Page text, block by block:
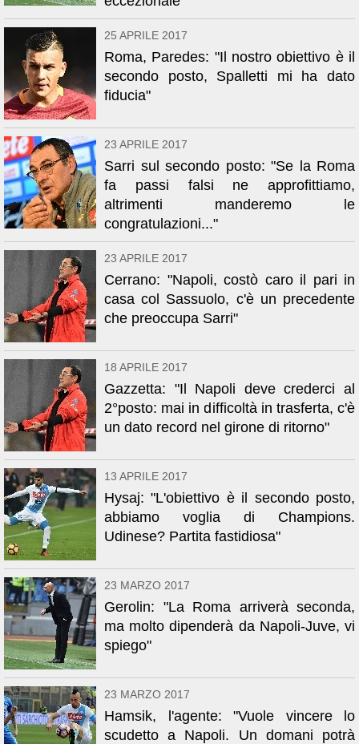
25 APRILE 2017
Roma, Paredes: "Il nostro obiettivo è il
secondo posto, Spalletti mi ha dato
fiducia"
23 APRILE 2017
Sarri sul secondo posto: "Se la Roma
fa passi falsi ne approfittiamo,
altrimenti manderemo le
congratulazioni..."
23 APRILE 2017
Cerrano: "Napoli, costò caro il pari in
casa col Sassuolo, c'è un precedente
che preoccupa Sarri"
18 APRILE 2017
Gazzetta: "Il Napoli deve crederci al
2°posto: mai in difficoltà in trasferta, c'è
un dato record nel girone di ritorno"
13 APRILE 2017
Hysaj: "L'obiettivo è il secondo posto,
abbiamo voglia di Champions.
Udinese? Partita fastidiosa"
23 MARZO 2017
Gerolin: "La Roma arriverà seconda,
ma molto dipenderà da Napoli-Juve, vi
spiego"
23 MARZO 2017
Hamsik, l'agente: "Vuole vincere lo
scudetto a Napoli. Un domani potrà